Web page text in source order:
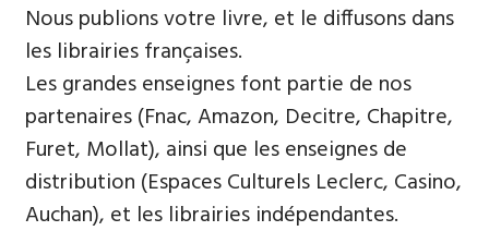
Nous publions votre livre, et le diffusons dans
les librairies françaises​.
Les grandes enseignes font partie de nos
partenaires (Fnac, Amazon, Decitre, Chapitre,
Furet, Mollat), ainsi que les enseignes de
distribution (Espaces Culturels Leclerc, Casino,
Auchan), et les librairies indépendantes.